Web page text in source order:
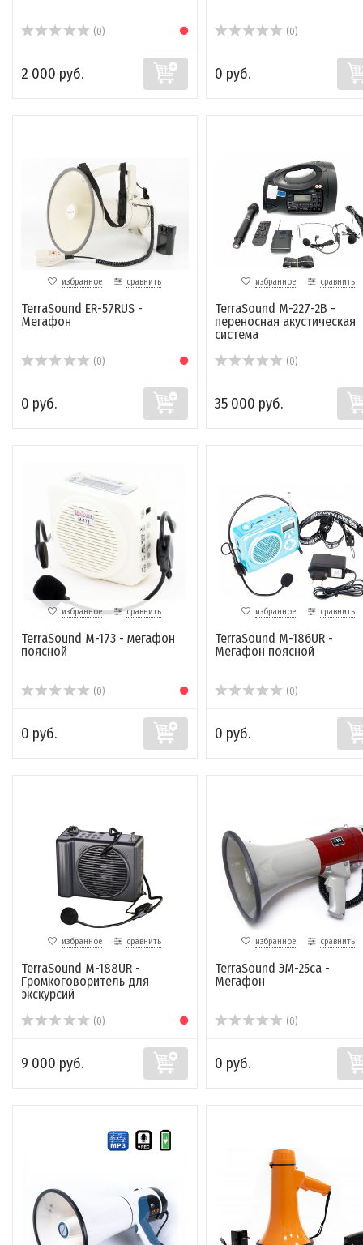
(0)
2 000 руб.
(0)
0 руб.
избранное сравнить
TerraSound ER-57RUS -
Мегафон
(0)
0 руб.
избранное сравнить
TerraSound M-227-2B -
переносная акустическая
система
(0)
35 000 руб.
избранное сравнить
TerraSound M-173 - мегафон
поясной
(0)
0 руб.
избранное сравнить
TerraSound M-186UR -
Мегафон поясной
(0)
0 руб.
избранное сравнить
TerraSound M-188UR -
Громкоговоритель для
экскурсий
(0)
9 000 руб.
избранное сравнить
TerraSound ЭМ-25са -
Мегафон
(0)
0 руб.